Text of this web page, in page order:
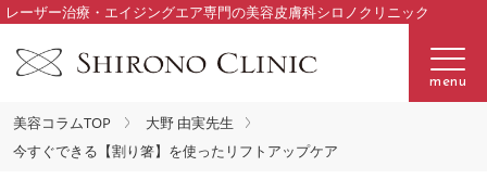
レーザー治療・エイジングエア専門の美容皮膚科シロノクリニック
menu
美容コラムTOP
大野 由実先生
今すぐできる【割り箸】を使ったリフトアップケア